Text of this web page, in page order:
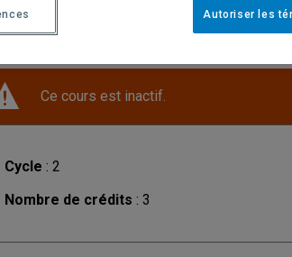
Ce cours est inactif.
Cycle : 2
Nombre de crédits : 3
Autoriser les